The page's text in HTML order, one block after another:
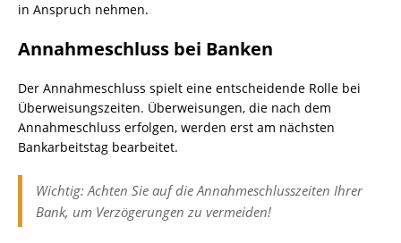
in Anspruch nehmen.
Annahmeschluss bei Banken
Der Annahmeschluss spielt eine entscheidende Rolle bei
Überweisungszeiten. Überweisungen, die nach dem
Annahmeschluss erfolgen, werden erst am nächsten
Bankarbeitstag bearbeitet.
Wichtig: Achten Sie auf die Annahmeschlusszeiten Ihrer
Bank, um Verzögerungen zu vermeiden!